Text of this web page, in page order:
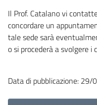
Il Prof. Catalano vi
concordare un
tale sede sarà
o si procederà a svolgere i
Data di pubblicazione: